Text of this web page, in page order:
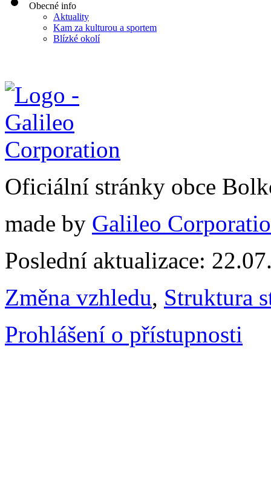
Obecné info
Aktuality
Kam za kulturou a sportem
Blízké okolí
Oficiální stránky obce
made by Galileo
Poslední aktualizace:
Změna vzhledu, Struktura
Prohlášení o přístupnosti